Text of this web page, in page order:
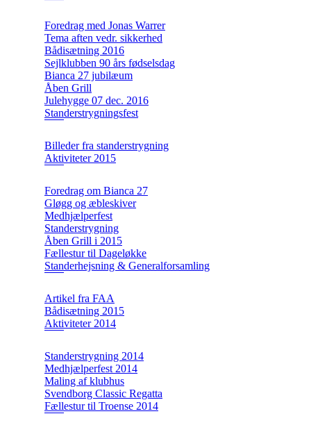
Foredrag med Jonas Warrer
Tema aften vedr. sikkerhed
Bådisætning 2016
Sejlklubben 90 års fødselsdag
Bianca 27 jubilæum
Åben Grill
Julehygge 07 dec. 2016
Standerstrygningsfest
Billeder fra standerstrygning
Aktiviteter 2015
Foredrag om Bianca 27
Gløgg og æbleskiver
Medhjælperfest
Standerstrygning
Åben Grill i 2015
Fællestur til Dageløkke
Standerhejsning & Generalforsamling
Artikel fra FAA
Bådisætning 2015
Aktiviteter 2014
Standerstrygning 2014
Medhjælperfest 2014
Maling af klubhus
Svendborg Classic Regatta
Fællestur til Troense 2014